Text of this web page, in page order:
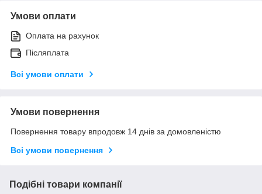
Умови оплати
Оплата на рахунок
Післяплата
Всі умови оплати
Умови повернення
Повернення товару впродовж 14 днів за домовленістю
Всі умови повернення
Подібні товари компанії